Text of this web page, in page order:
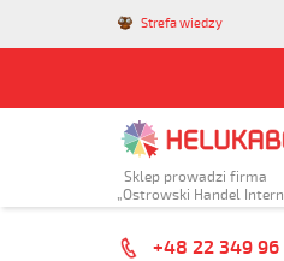
Strefa wiedzy
Sklep prowadzi firma
„Ostrowski Handel
+48 22 349 96